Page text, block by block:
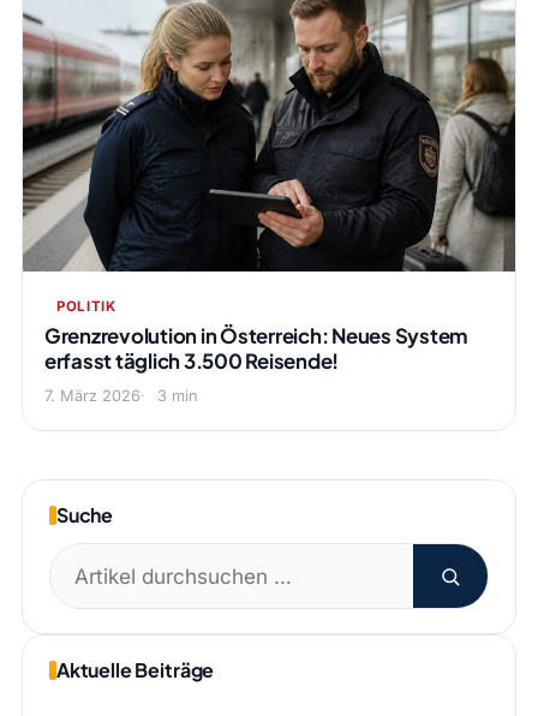
POLITIK
Grenzrevolution in Österreich: Neues System
erfasst täglich 3.500 Reisende!
7. März 2026 3 min
Suche
Suchen
nach:
Aktuelle Beiträge